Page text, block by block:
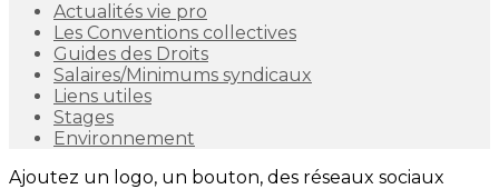
Actualités vie pro
Les Conventions collectives
Guides des Droits
Salaires/Minimums syndicaux
Liens utiles
Stages
Environnement
Ajoutez un logo, un bouton, des réseaux sociaux